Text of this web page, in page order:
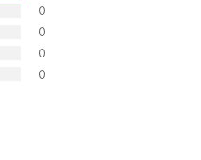
0
0
0
0